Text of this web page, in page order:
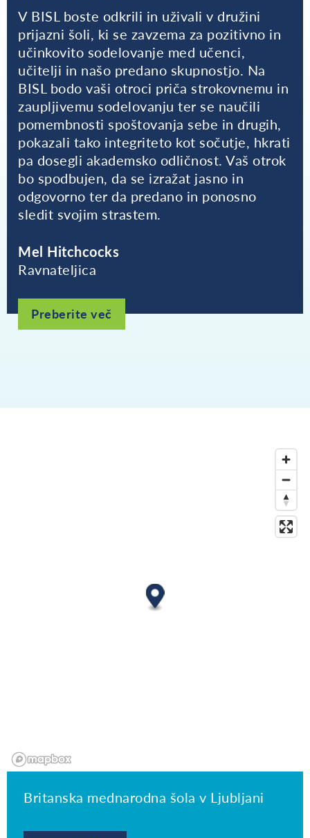
V BISL boste odkrili in uživali v družini
prijazni šoli, ki se zavzema za pozitivno in
učinkovito sodelovanje med učenci,
učitelji in našo predano skupnostjo. Na
BISL bodo vaši otroci priča strokovnemu in
zaupljivemu sodelovanju ter se naučili
pomembnosti spoštovanja sebe in drugih,
pokazali tako integriteto kot sočutje, hkrati
pa dosegli akademsko odličnost. Vaš otrok
bo spodbujen, da se izražat jasno in
odgovorno ter da predano in ponosno
sledit svojim strastem.
Mel Hitchcocks
Ravnateljica
Preberite več
Britanska mednarodna šola v Ljubljani